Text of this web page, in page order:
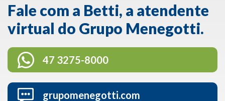
Fale com a Betti, a atendente
virtual do Grupo Menegotti.
47 3275-8000
grupomenegotti.com